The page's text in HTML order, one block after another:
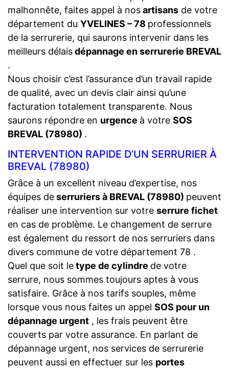
malhonnête, faites appel à nosartisans de votre
département du YVELINES – 78 professionnels
de la serrurerie, qui saurons intervenir dans les
meilleurs délaisdépannage en serrurerie BREVAL
.
Nous choisir c’est l’assurance d’un travail rapide
de qualité, avec un devis clair ainsi qu’une
facturation totalement transparente. Nous
saurons répondre en urgence à votre SOS
BREVAL (78980) .
INTERVENTION RAPIDE D’UN SERRURIER À
BREVAL (78980)
Grâce à un excellent niveau d’expertise, nos
équipes deserruriers à BREVAL (78980) peuvent
réaliser une intervention sur votre serrure fichet
en cas de problème. Le changement de serrure
est également du ressort de nos serruriers dans
divers commune de votre département 78 .
Quel que soit letype de cylindre de votre
serrure, nous sommes toujours aptes à vous
satisfaire. Grâce à nos tarifs souples, même
lorsque vous nous faites un appel SOS pour un
dépannage urgent , les frais peuvent être
couverts par votre assurance. En parlant de
dépannage urgent, nos services de serrurerie
peuvent aussi en effectuer sur les portes